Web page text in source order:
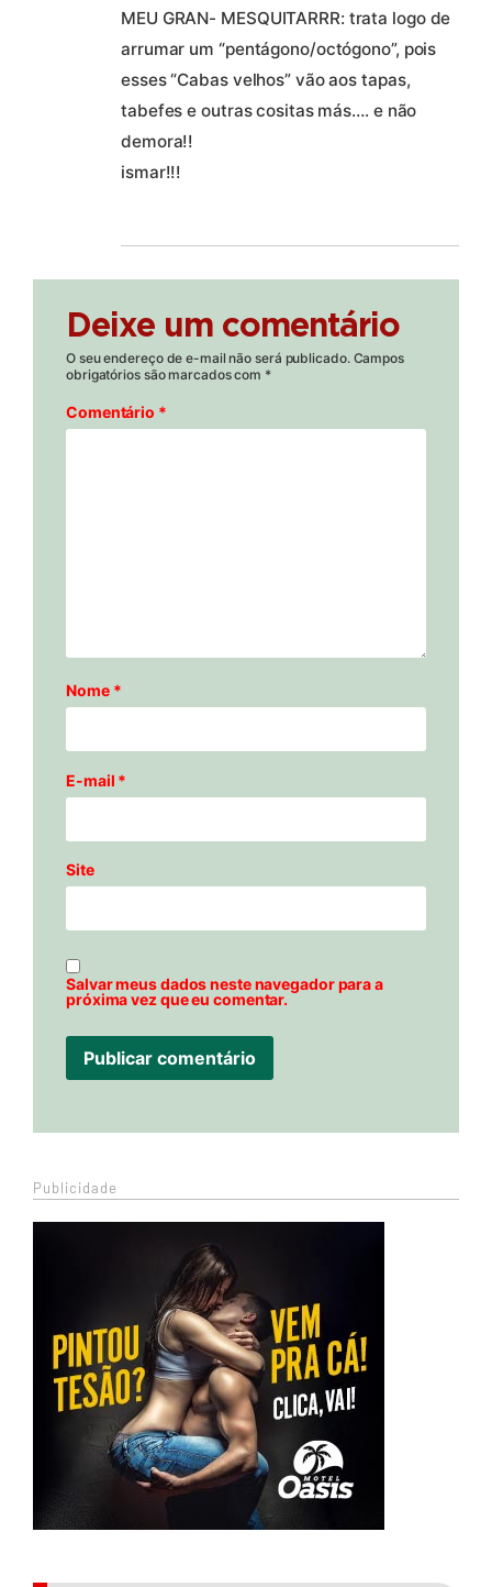
MEU GRAN- MESQUITARRR: trata logo de
arrumar um “pentágono/octógono”, pois
esses “Cabas velhos” vão aos tapas,
tabefes e outras cositas más…. e não
demora!!
ismar!!!
Deixe um comentário
O seu endereço de e-mail não será publicado. Campos
obrigatórios são marcados com *
Comentário *
Nome *
E-mail *
Site
Salvar meus dados neste navegador para a
próxima vez que eu comentar.
Publicidade